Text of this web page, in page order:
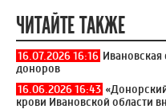
ЧИТАЙТЕ ТАКЖЕ
16.07.2026 16:16 Ивановская
доноров
16.06.2026 16:43
крови Ивановской области